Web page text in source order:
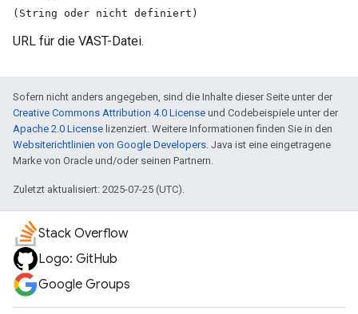
(String oder nicht definiert)
URL für die VAST-Datei.
Sofern nicht anders angegeben, sind die Inhalte dieser Seite unter der
Creative Commons Attribution 4.0 License und Codebeispiele unter der
Apache 2.0 License lizenziert. Weitere Informationen finden Sie in den
Websiterichtlinien von Google Developers. Java ist eine eingetragene
Marke von Oracle und/oder seinen Partnern.
Zuletzt aktualisiert: 2025-07-25 (UTC).
Stack Overflow
Logo: GitHub
Google Groups